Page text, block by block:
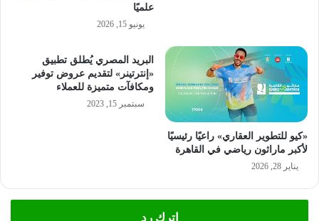
علميًا
يونيو 15, 2026
«كيو للتطوير العقاري» راعيًا رئيسيًا
لأكبر ماراثون رياضي في القاهرة
يناير 28, 2026
البريد المصري يُطلق تطبيق
«إنترتينر» لتقديم عروض توفير
ومكافآت متميزة للعملاء
سبتمبر 15, 2023
اترك رد